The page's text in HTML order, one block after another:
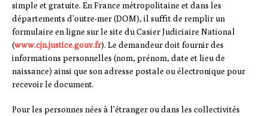
simple et gratuite. En France métropolitaine et dans les
départements d’outre-mer (DOM), il suffit de remplir un
formulaire en ligne sur le site du Casier Judiciaire National
(www.cjn.justice.gouv.fr). Le demandeur doit fournir des
informations personnelles (nom, prénom, date et lieu de
naissance) ainsi que son adresse postale ou électronique pour
recevoir le document.
Pour les personnes nées à l’étranger ou dans les collectivités